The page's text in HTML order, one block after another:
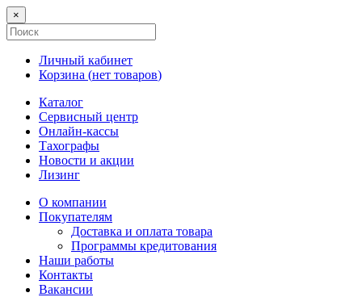
×
Личный кабинет
Корзина (нет товаров)
Каталог
Сервисный центр
Онлайн-кассы
Тахографы
Новости и акции
Лизинг
О компании
Покупателям
Доставка и оплата товара
Программы кредитования
Наши работы
Контакты
Вакансии